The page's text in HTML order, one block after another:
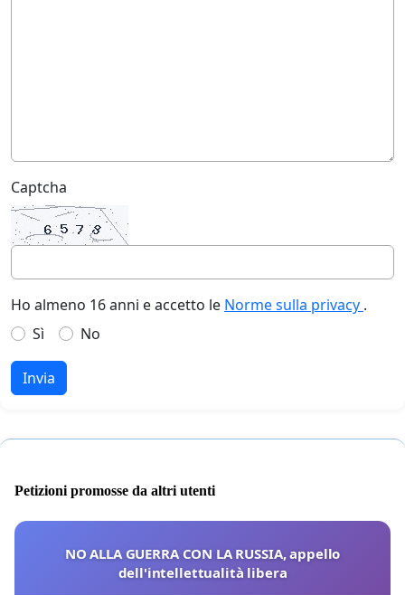
Captcha
Ho almeno 16 anni e accetto le Norme sulla privacy .
Sì
No
Invia
Petizioni promosse da altri utenti
NO ALLA GUERRA CON LA RUSSIA, appello
dell'intellettualità libera